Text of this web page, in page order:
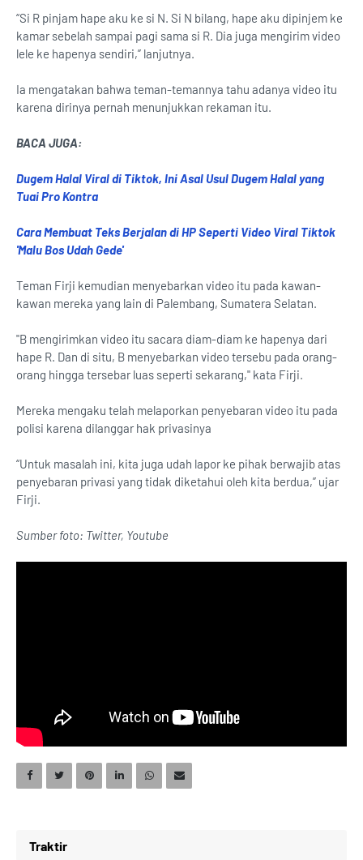
“Si R pinjam hape aku ke si N. Si N bilang, hape aku dipinjem ke
kamar sebelah sampai pagi sama si R. Dia juga mengirim video
lele ke hapenya sendiri,” lanjutnya.
Ia mengatakan bahwa teman-temannya tahu adanya video itu
karena dirinya pernah menunjukkan rekaman itu.
BACA JUGA:
Dugem Halal Viral di Tiktok, Ini Asal Usul Dugem Halal yang
Tuai Pro Kontra
Cara Membuat Teks Berjalan di HP Seperti Video Viral Tiktok
'Malu Bos Udah Gede'
Teman Firji kemudian menyebarkan video itu pada kawan-
kawan mereka yang lain di Palembang, Sumatera Selatan.
"B mengirimkan video itu sacara diam-diam ke hapenya dari
hape R. Dan di situ, B menyebarkan video tersebu pada orang-
orang hingga tersebar luas seperti sekarang," kata Firji.
Mereka mengaku telah melaporkan penyebaran video itu pada
polisi karena dilanggar hak privasinya
“Untuk masalah ini, kita juga udah lapor ke pihak berwajib atas
penyebaran privasi yang tidak diketahui oleh kita berdua,” ujar
Firji.
Sumber foto: Twitter, Youtube
Traktir